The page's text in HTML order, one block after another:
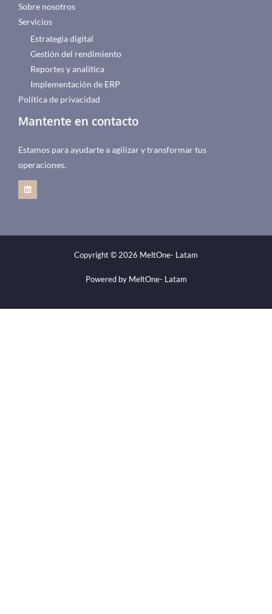
Sobre nosotros
Servicios
Estrategia digital
Gestión del rendimiento
Reportes y analitica
Implementación de ERP
Política de privacidad
Mantente en contacto
Estamos para ayudarte a agilizar y transformar tus
operaciones.
Copyright © 2026 MeltOne- Latam
Powered by MeltOne- Latam